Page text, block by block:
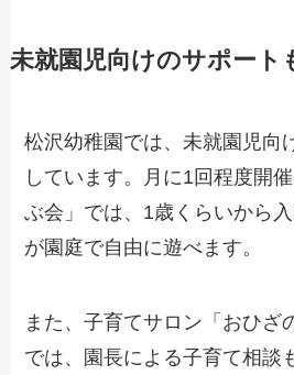
未就園児向けのサポート
松沢幼稚園では、未就園児向
しています。月に1回程度開
ぶ会」では、1歳くらいから
が園庭で自由に遊べます。
また、子育てサロン「おひざ
では、園長による子育て相談